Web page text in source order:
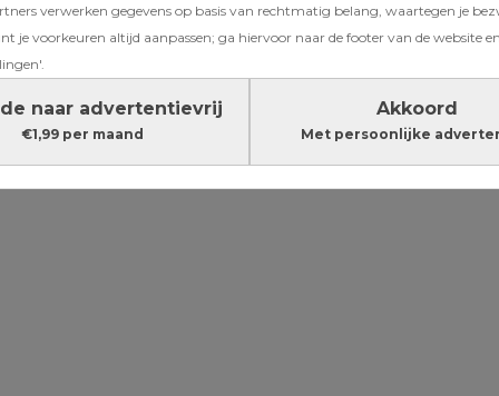
verwerken gegevens op basis van rechtmatig belang, waartegen je
je voorkeuren altijd aanpassen; ga hiervoor naar de footer van de website
naar advertentievrij
€1,99 per maand
Akkoord
Met persoonlijke